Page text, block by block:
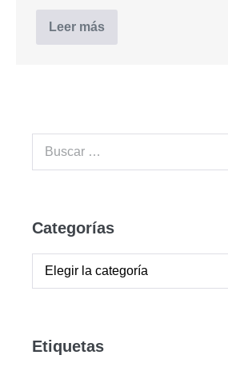
Leer más
Categorías
Etiquetas